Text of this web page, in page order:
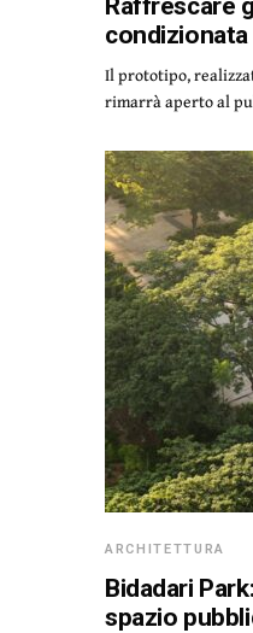
Raffrescare
condizionata
Il prototipo,
rimarrà aperto al
ARCHITETTURA
Bidadari
spazio